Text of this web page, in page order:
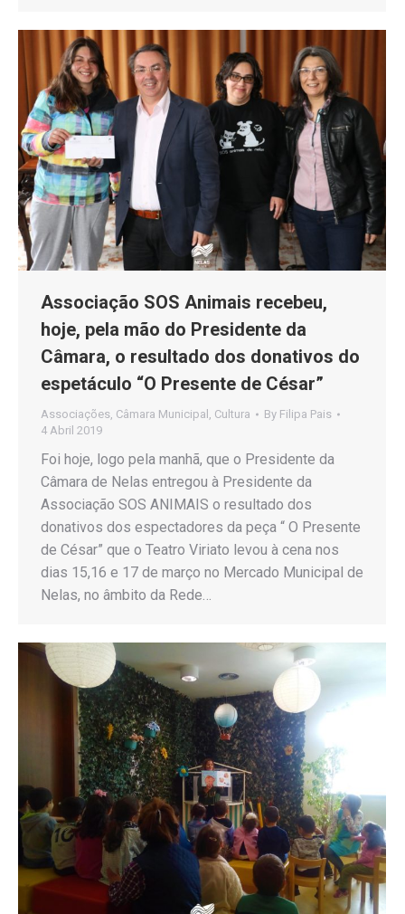
Associação SOS Animais recebeu,
hoje, pela mão do Presidente da
Câmara, o resultado dos donativos do
espetáculo “O Presente de César”
Associações, Câmara Municipal , Cultura By Filipa Pais
4 Abril 2019
Foi hoje, logo pela manhã, que o Presidente da
Câmara de Nelas entregou à Presidente da
Associação SOS ANIMAIS o resultado dos
donativos dos espectadores da peça “ O Presente
de César” que o Teatro Viriato levou à cena nos
dias 15,16 e 17 de março no Mercado Municipal de
Nelas, no âmbito da Rede…